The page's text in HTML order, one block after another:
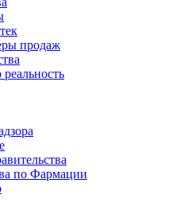
продаж
по Фармации